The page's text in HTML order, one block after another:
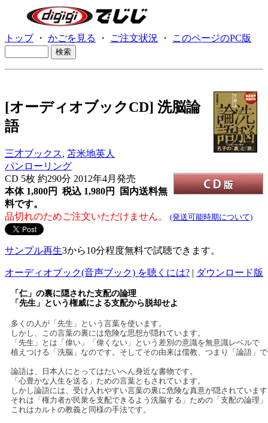
トップ・ かごを見る ・ ご注文状況 ・ このページのPC版
[オーディオブックCD] 洗脳論
語
三才ブックス, 苫米地英人
パンローリング
CD 5枚 約290分 2012年4月発売
本体 1,800円 税込 1,980円
国内送料無
料です。
品切れのためご注文いただけません。
(発送可能時期について)
サンプル再生3から10分程度無料で試聴できます。
オーディオブック(音声ブック) を聴くには? | ダウンロード版
「仁」の裏に隠された支配の論理
「先生」という権威による支配から脱却せよ
多くの人が「先生」という言葉を使います。
しかし、この言葉の裏には危険な思想が隠れています。
「先生」とは「偉い」「偉くない」という差別の意識を無意識レベルで
植えつける「洗脳」なのです。そしてその由来は儒教、つまり「論語」
論語は、日本人にとってはたいへん身近な書物です。
「心豊かな人生を送る」ための言葉ともされています。
しかし論語には、受け入れやすい言葉の裏に危険な真意が隠されていま
それは「権力者が民衆を支配できるよう洗脳する」ための「支配の論理
これはカルトの教義と同様の手法です。